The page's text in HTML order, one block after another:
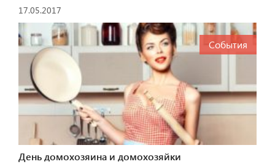
17.05.2017
События
День домохозяина и домохозяйки